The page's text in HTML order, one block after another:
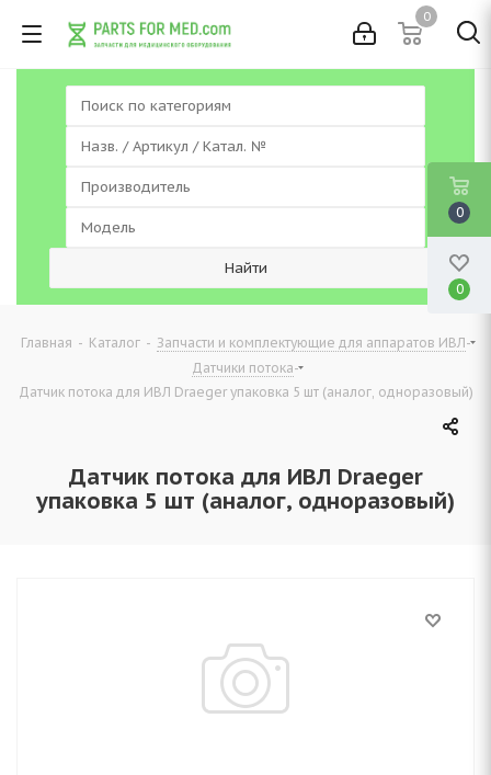
0
Главная - Каталог - Запчасти и комплектующие для аппаратов ИВЛ-
Датчики потока-
Датчик потока для ИВЛ Draeger упаковка 5 шт (аналог, одноразовый)
Датчик потока для ИВЛ Draeger
упаковка 5 шт (аналог, одноразовый)
0
0